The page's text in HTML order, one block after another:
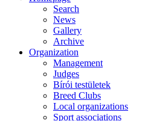
Search
News
Gallery
Archive
Organization
Management
Judges
Bírói testületek
Breed Clubs
Local organizations
Sport associations